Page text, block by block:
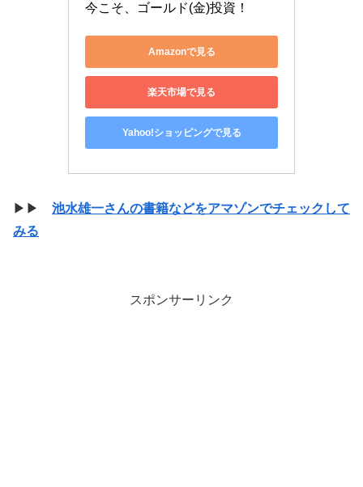
今こそ、ゴールド(金)投資！
Amazonで見る
楽天市場で見る
Yahoo!ショッピングで見る
▶▶ 池水雄一さんの書籍などをアマゾンでチェックして
みる
スポンサーリンク